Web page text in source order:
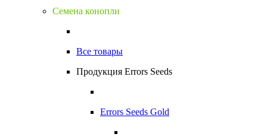
Семена конопли
Все товары
Продукция Errors Seeds
Errors Seeds Gold